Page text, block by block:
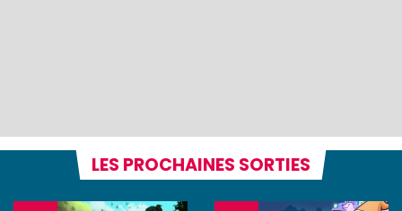
LES PROCHAINES SORTIES